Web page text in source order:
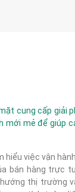
cung cấp giải
mới mẻ để giúp
hiểu việc vận
bán hàng trực
thị trường